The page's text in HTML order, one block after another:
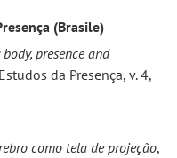
(Brasile)
presence and
da Presença, v. 4,
como tela de projeção,